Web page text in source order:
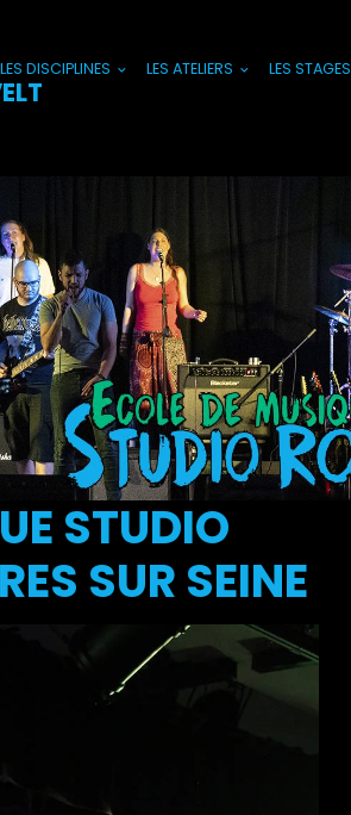
LES DISCIPLINES LES ATELIERS LES STAGES
STUDIO
SUR SEINE